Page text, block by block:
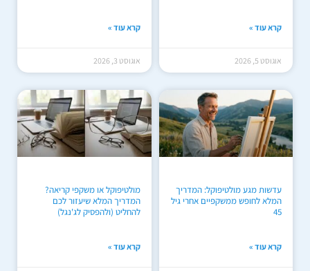
קרא עוד »
אוגוסט 5, 2026
קרא עוד »
אוגוסט 3, 2026
עדשות מגע מולטיפוקל: המדריך
המלא לחופש ממשקפיים אחרי גיל
45
קרא עוד »
מולטיפוקל או משקפי קריאה?
המדריך המלא שיעזור לכם
להחליט (ולהפסיק לג'נגל)
קרא עוד »